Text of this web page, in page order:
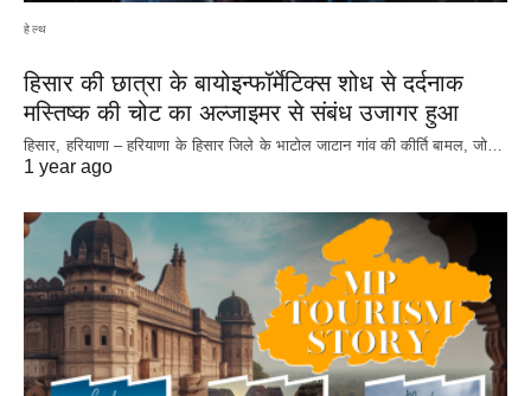
हेल्थ
हिसार की छात्रा के बायोइन्फॉर्मेटिक्स शोध से दर्दनाक
मस्तिष्क की चोट का अल्जाइमर से संबंध उजागर हुआ
हिसार, हरियाणा – हरियाणा के हिसार जिले के भाटोल जाटान गांव की कीर्ति बामल, जो…
1 year ago